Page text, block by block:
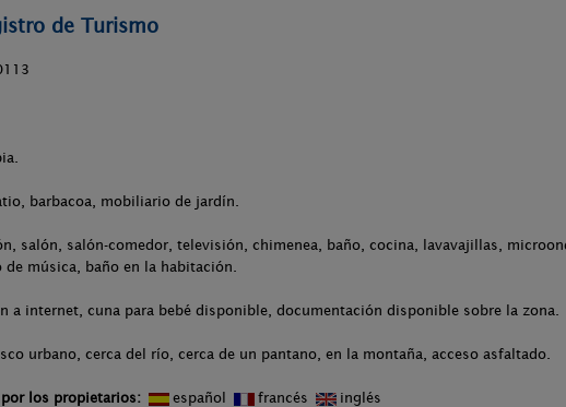
de Turismo
barbacoa, mobiliario de jardín.
salón, salón-comedor, televisión, chimenea, baño, cocina, lavavajillas,
de música, baño en la habitación.
a internet, cuna para bebé disponible, documentación disponible sobre la zona.
urbano, cerca del río, cerca de un pantano, en la montaña, acceso asfaltado.
los propietarios: español francés inglés